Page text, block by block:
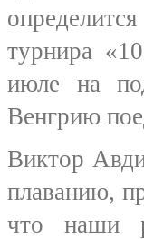
турнира
июле на
Венгрию
Виктор
плаванию,
что наши